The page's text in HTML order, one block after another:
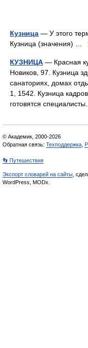
Кузница — У этого
Кузница (значения) …
КУЗНИЦА — Красная
Новиков, 97. Кузница
санаториях, домах
1, 1542. Кузница
готовятся
© Академик, 2000-2026
Обратная связь: Техподдержка
👣 Путешествия
Экспорт словарей на сайты ,
WordPress, MODx.